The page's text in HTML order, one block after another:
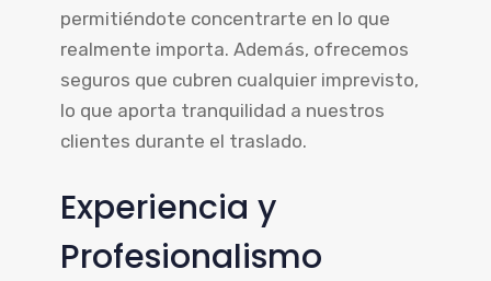
permitiéndote concentrarte en lo que
realmente importa. Además, ofrecemos
seguros que cubren cualquier imprevisto,
lo que aporta tranquilidad a nuestros
clientes durante el traslado.
Experiencia y
Profesionalismo